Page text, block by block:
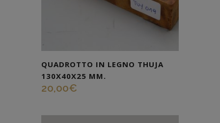
QUADROTTO IN LEGNO THUJA
130X40X25 MM.
20,00€